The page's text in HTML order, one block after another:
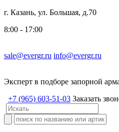
г. Казань, ул. Большая, д.70
8:00 - 17:00
sale@evergr.ru info@evergr.ru
Эксперт в подборе запорной
+7 (965) 603-51-03 Заказать